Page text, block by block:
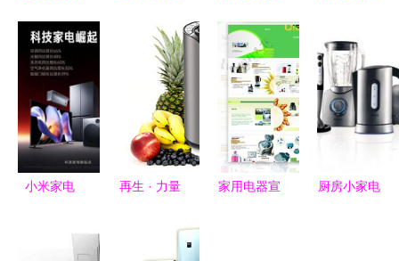
能环保之
选，特价
838元引领
健康厨房新
潮流
投产 每年
500万高端
智能家电控
制器与面板
国产化加速
忌与装修建
议
极简设计邂
逅触感艺术
小米家电
再生 · 力量
家用电器宣
厨房小家电